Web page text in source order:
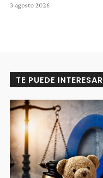
3 agosto 2026
TE PUEDE INTERESAR